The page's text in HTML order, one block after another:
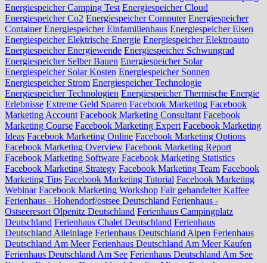
Energiespeicher Camping Test Energiespeicher Cloud
Energiespeicher Co2 Energiespeicher Computer Energiespeicher
Container Energiespeicher Einfamilienhaus Energiespeicher Eisen
Energiespeicher Elektrische Energie Energiespeicher Elektroauto
Energiespeicher Energiewende Energiespeicher Schwungrad
Energiespeicher Selber Bauen Energiespeicher Solar
Energiespeicher Solar Kosten Energiespeicher Sonnen
Energiespeicher Strom Energiespeicher Technologie
Energiespeicher Technologien Energiespeicher Thermische Energie
Erlebnisse Extreme Geld Sparen Facebook Marketing Facebook
Marketing Account Facebook Marketing Consultant Facebook
Marketing Course Facebook Marketing Expert Facebook Marketing
Ideas Facebook Marketing Online Facebook Marketing Options
Facebook Marketing Overview Facebook Marketing Report
Facebook Marketing Software Facebook Marketing Statistics
Facebook Marketing Strategy Facebook Marketing Team Facebook
Marketing Tips Facebook Marketing Tutorial Facebook Marketing
Webinar Facebook Marketing Workshop Fair gehandelter Kaffee
Ferienhaus - Hohendorf/ostsee Deutschland Ferienhaus -
Ostseeresort Olpenitz Deutschland Ferienhaus Campingplatz
Deutschland Ferienhaus Chalet Deutschland Ferienhaus
Deutschland Alleinlage Ferienhaus Deutschland Alpen Ferienhaus
Deutschland Am Meer Ferienhaus Deutschland Am Meer Kaufen
Ferienhaus Deutschland Am See Ferienhaus Deutschland Am See